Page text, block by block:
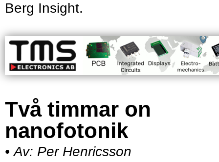
Berg Insight.
Två timmar on
nanofotonik
• Av: Per Henricsson